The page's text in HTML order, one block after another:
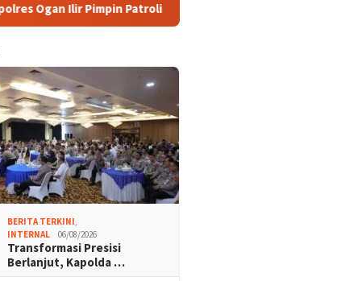
Karhutla Gunakan Drone dan Cek Embung
BERITA TERKINI
INTERNAL
06/08/2026
Transformasi Presisi
Berlanjut, Kapolda …